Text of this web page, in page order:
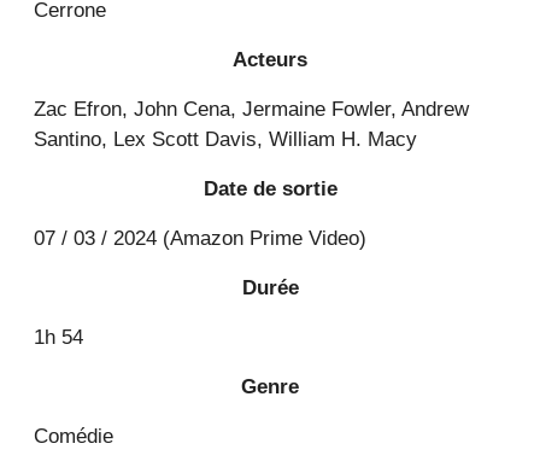
Cerrone
Acteurs
Zac Efron, John Cena, Jermaine Fowler, Andrew
Santino, Lex Scott Davis, William H. Macy
Date de sortie
07 / 03 / 2024 (Amazon Prime Video)
Durée
1h 54
Genre
Comédie